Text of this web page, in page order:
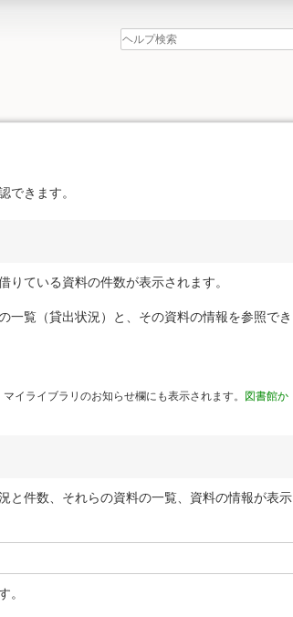
できます。
ている資料の件数が表示されます。
一覧（貸出状況）と、その資料の情報を参照でき
イライブラリのお知らせ欄にも表示されます。 図書館か
と件数、それらの資料の一覧、資料の情報が表示
。